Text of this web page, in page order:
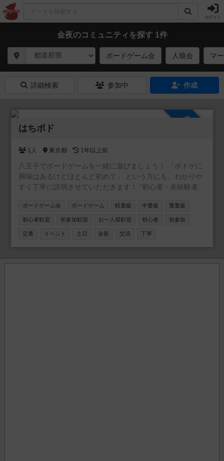
ログイン
金夜のコミュニティを探す 1件
ボードゲーム会 人狼会 マ
詳細検索 参加中 作成
はちボド
1人 東京都 1年以上前
八王子でボードゲームを一緒に遊びましょう！ 「ボドゲに
興味はあるけどほとんど初めて」 という方にも、わかりや
すく丁寧に説明させていただきます！ ”初心者・未経験者で
ので、お気軽にお問い合わせください🎵 「オフ会に参加す
るのは初めて」 「ボードゲームはほとんど遊んだことが無
ボードゲーム会 ボードゲーム 軽量級 中量級 重量級
初心者歓迎 初参加歓迎 お一人様歓迎 初心者 初参加
定番 イベント 土日 金夜 交流 丁寧